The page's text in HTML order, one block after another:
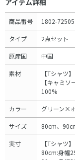
アイテム詳細
商品番号 1802-72505
タイプ 2点セット
原産国 中国
素材
【Tシャツ
【キャミ
100%
カラー グリーン×
サイズ 80cm、
実寸
【Tシャツ】
80cm:身幅